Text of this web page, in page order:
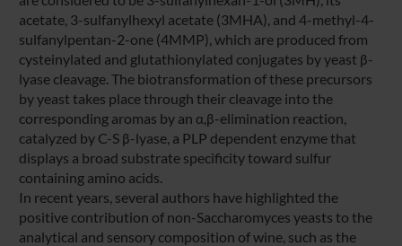
acetate, 3-sulfanylhexyl acetate (3MHA), and 4-methyl-4-
sulfanylpentan-2-one (4MMP), which are produced from
cysteinylated and glutathionylated conjugates by yeast β-
lyase cleavage. The biotransformation of these precursors
by yeast takes place through their cleavage into the
corresponding aromas by an α,β-elimination reaction,
catalyzed by C-S β-lyase, a PLP dependent enzyme that
displays a broad substrate specificity toward sulfur
containing amino acids.
In recent years, several authors have highlighted the
positive contribution of non-Saccharomyces yeasts to the
analytical and sensory composition of wine, such as the